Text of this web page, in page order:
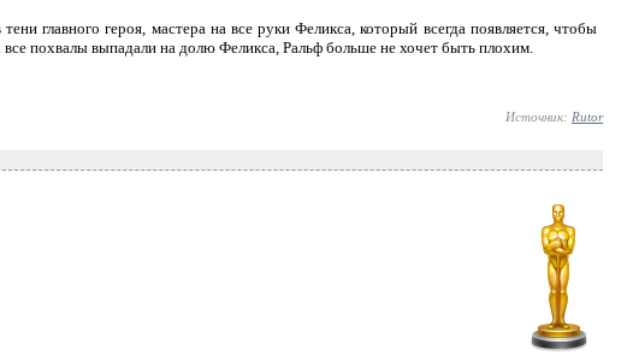
главного героя, мастера на все руки Феликса, который всегда появляется, чтобы
похвалы выпадали на долю Феликса, Ральф больше не хочет быть плохим.
Источник: Rutor